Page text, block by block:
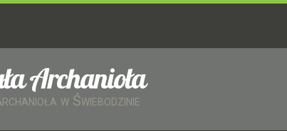
Archanioła
w Świebodzinie